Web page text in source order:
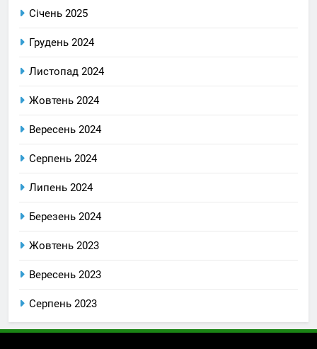
Січень 2025
Грудень 2024
Листопад 2024
Жовтень 2024
Вересень 2024
Серпень 2024
Липень 2024
Березень 2024
Жовтень 2023
Вересень 2023
Серпень 2023